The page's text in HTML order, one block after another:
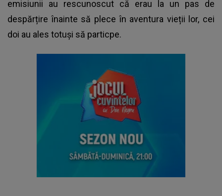
emisiunii au rescunoscut că erau la un pas de
despărțire înainte să plece în aventura vieții lor, cei
doi au ales totuși să particpe.